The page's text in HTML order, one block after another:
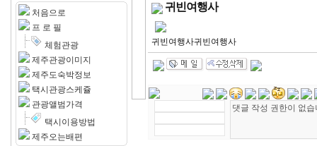
처음으로
프 로 필
체험관광
제주관광이미지
제주도숙박정보
택시관광스케쥴
관광앨범가격
택시이용방법
제주오는배편
귀빈여행사
귀빈여행사귀빈여행사